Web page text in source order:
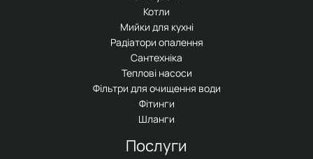
Котли
Мийки для кухні
Радіатори опалення
Сантехніка
Теплові насоси
Фільтри для очищення води
Фітинги
Шланги
Послуги